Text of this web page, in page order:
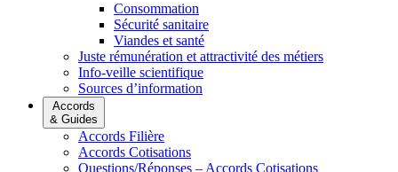
Consommation
Sécurité sanitaire
Viandes et santé
Juste rémunération et attractivité des métiers
Info-veille scientifique
Sources d’information
Accords
& Guides
Accords Filière
Accords Cotisations
Questions/Réponses – Accords Cotisations